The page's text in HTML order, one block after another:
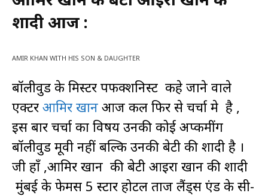
शादी आज :
AMIR KHAN WITH HIS SON & DAUGHTER
बॉलीवुड के मिस्टर पर्फेक्शनिस्ट कहे जाने वाले
एक्टर आमिर खान आज कल फिर से चर्चा मे है ,
इस बार चर्चा का विषय उनकी कोई अप्कमींग
बॉलीवुड मूवी नहीं बल्कि उनकी बेटी की शादी है ।
जी हाँ ,आमिर खान की बेटी आइरा खान की शादी
मुंबई के फेमस 5 स्टार होटल ताज लैंड्स एंड के सी-